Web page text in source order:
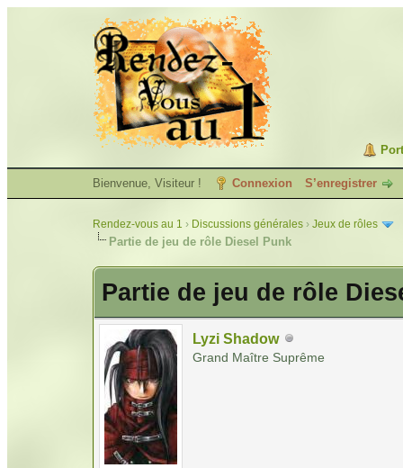
Bienvenue, Visiteur ! Connexion S’enregistrer
Rendez-vous au 1 › Discussions générales › Jeux de rôles
Partie de jeu de rôle Diesel Punk
Partie de jeu de rôle
Lyzi Shadow
Grand Maître Suprême